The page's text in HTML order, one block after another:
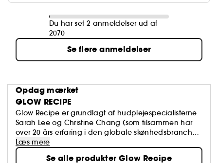
Du har set 2 anmeldelser ud af
2070
Se flere anmeldelser
Opdag mærket
GLOW RECIPE
Glow Recipe er grundlagt af hudplejespecialisterne
Sarah Lee og Christine Chang (som tilsammen har
over 20 års erfaring i den globale skønhedsbranche)
og bygger på en passion og et engagement for at
afmystificere opskriften på den sundeste hud.
Læs mere
Se alle produkter Glow Recipe